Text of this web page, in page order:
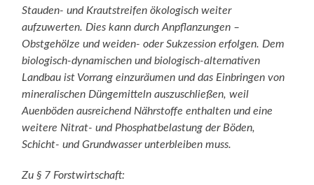
Stauden- und Krautstreifen ökologisch weiter
aufzuwerten. Dies kann durch Anpflanzungen –
Obstgehölze und weiden- oder Sukzession erfolgen. Dem
biologisch-dynamischen und biologisch-alternativen
Landbau ist Vorrang einzuräumen und das Einbringen von
mineralischen Düngemitteln auszuschließen, weil
Auenböden ausreichend Nährstoffe enthalten und eine
weitere Nitrat- und Phosphatbelastung der Böden,
Schicht- und Grundwasser unterbleiben muss.
Zu § 7 Forstwirtschaft: